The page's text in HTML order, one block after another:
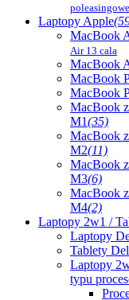
Laptopy Apple
MacBook
Air 13 cala
MacBook
MacBook
MacBook
MacBook
M1(35)
MacBook
M2(11)
MacBook
M3(6)
MacBook
M4(2)
Laptopy 2w1 /
Laptopy
Tablety
Laptopy
typu